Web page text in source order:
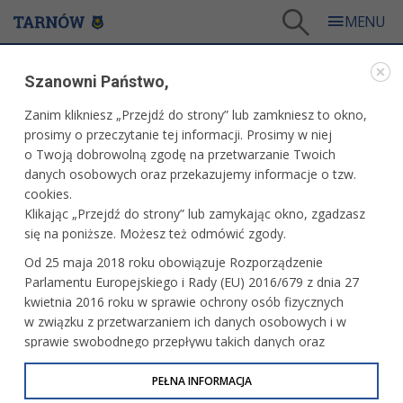
GALERIA - MIASTO 2020
Parasolki wróciły na Piekarską
Piątkowy wieczór na tarnowskim rynku
Tarnowianie korzystają już z restauracji,
obiektów sportowych i usług fryzjerskich
Szanowni Państwo,
Zanim klikniesz „Przejdź do strony” lub zamkniesz to okno,
prosimy o przeczytanie tej informacji. Prosimy w niej
o Twoją dobrowolną zgodę na przetwarzanie Twoich
danych osobowych oraz przekazujemy informacje o tzw.
cookies.
Klikając „Przejdź do strony” lub zamykając okno, zgadzasz
się na poniższe. Możesz też odmówić zgody.
Od 25 maja 2018 roku obowiązuje Rozporządzenie
Parlamentu Europejskiego i Rady (EU) 2016/679 z dnia 27
kwietnia 2016 roku w sprawie ochrony osób fizycznych
w związku z przetwarzaniem ich danych osobowych i w
sprawie swobodnego przepływu takich danych oraz
uchylenia dyrektywy 95/46/WE (określane jako RODO, GDPR
lub Ogólne Rozporządzenie o Ochronie Danych
PEŁNA INFORMACJA